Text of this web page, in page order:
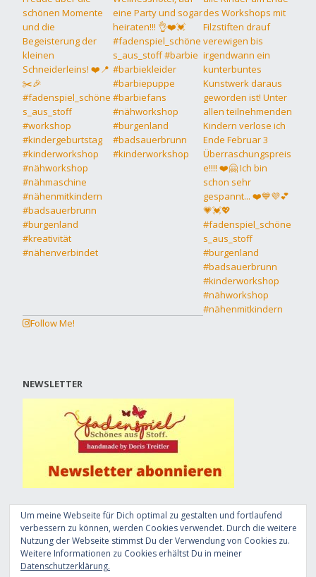
Follow Me!
NEWSLETTER
© Doris Treitler, 2019
Um meine Webseite für Dich optimal zu gestalten und fortlaufend
verbessern zu können, werden Cookies verwendet. Durch die weitere
Nutzung der Webseite stimmst Du der Verwendung von Cookies zu.
Weitere Informationen zu Cookies erhältst Du in meiner
Datenschutzerklärung.